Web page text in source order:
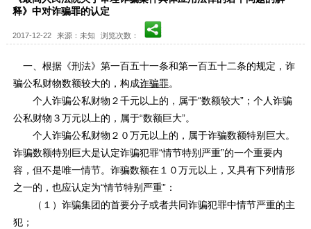
释》中对诈骗罪的认定
2017-12-22 来源：未知 浏览次数：
一、根据《刑法》第一百五十一条和第一百五十二条的规定，诈
骗公私财物数额较大的，构成诈骗罪。
个人诈骗公私财物２千元以上的，属于“数额较大”；个人诈骗
公私财物３万元以上的，属于“数额巨大”。
个人诈骗公私财物２０万元以上的，属于诈骗数额特别巨大。
诈骗数额特别巨大是认定诈骗犯罪“情节特别严重”的一个重要内
容，但不是唯一情节。诈骗数额在１０万元以上，又具有下列情形
之一的，也应认定为“情节特别严重”：
（１）诈骗集团的首要分子或者共同诈骗犯罪中情节严重的主
犯；